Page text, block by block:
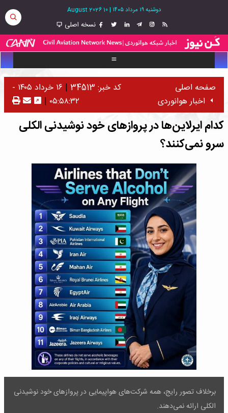
دوشنبه ۱۹ مرداد ۱۴۰۵ |
10 August 2026
نسخه اصلی
صفحه اصلی
اخبار هوانوردی
کد خبر: 34513 |
۱۶ خرداد ۱۴۰۵ -
۰۵:۵۸:۳۲ |
کدام ایرلاین‌ها در پروازهای خود نوشیدنی الکلی
سرو نمی‌کنند؟
برخلاف تصور رایج، همه شرکت‌های هواپیمایی در پروازهای خود نوشیدنی
الکلی ارائه نمی‌دهند.